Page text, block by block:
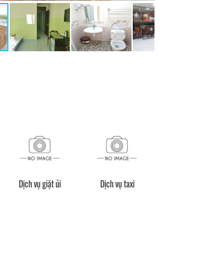
Dịch vụ giặt ủi Dịch vụ taxi